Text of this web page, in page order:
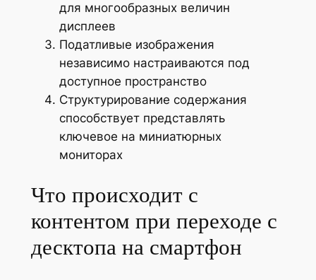
для многообразных величин
дисплеев
Податливые изображения
независимо настраиваются под
доступное пространство
Структурирование содержания
способствует представлять
ключевое на миниатюрных
мониторах
Что происходит с
контентом при переходе с
десктопа на смартфон